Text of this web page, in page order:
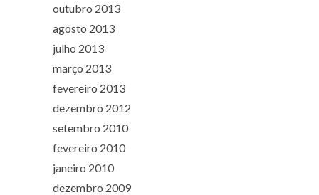
outubro 2013
agosto 2013
julho 2013
março 2013
fevereiro 2013
dezembro 2012
setembro 2010
fevereiro 2010
janeiro 2010
dezembro 2009